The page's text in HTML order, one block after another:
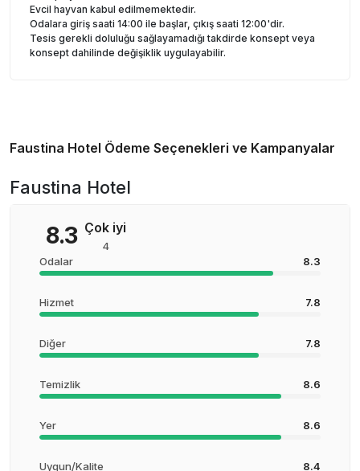
Evcil hayvan kabul edilmemektedir.
Odalara giriş saati 14:00 ile başlar, çıkış saati 12:00'dir.
Tesis gerekli doluluğu sağlayamadığı takdirde konsept veya
konsept dahilinde değişiklik uygulayabilir.
Faustina Hotel Ödeme Seçenekleri ve Kampanyalar
Faustina Hotel
8.3 Çok iyi
4
Odalar
8.3
Hizmet 7.8
Diğer 7.8
Temizlik 8.6
Yer 8.6
Uygun/Kalite 8.4